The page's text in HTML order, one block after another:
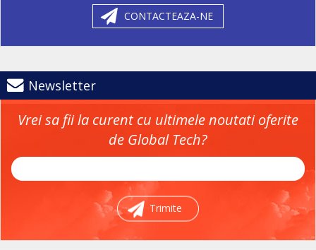
CONTACTEAZA-NE
Newsletter
Vrei sa fii la curent cu ultimele noutati oferite
de Global Tech?
Trimite